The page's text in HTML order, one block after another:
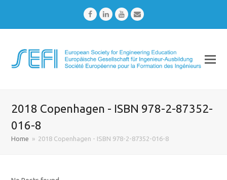
FacebookLinkedInYoutubeEmail
2018 Copenhagen - ISBN 978-2-87352-
016-8
Home » 2018 Copenhagen - ISBN 978-2-87352-016-8